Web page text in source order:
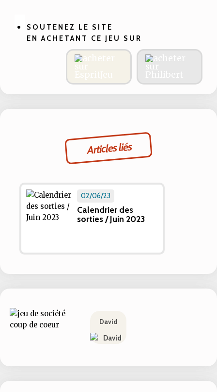
SOUTENEZ LE SITE
EN ACHETANT CE JEU SUR
Articles liés
02/06/23
Calendrier des
sorties / Juin 2023
David